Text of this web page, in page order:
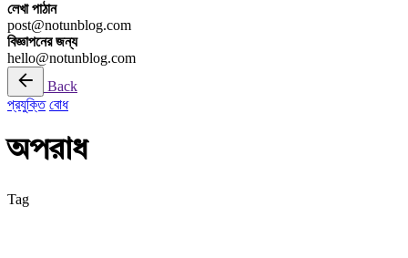
লেখা পাঠান
post@notunblog.com
বিজ্ঞাপনের জন্য
hello@notunblog.com
Back
প্রযুক্তি বোধ
অপরাধ
Tag